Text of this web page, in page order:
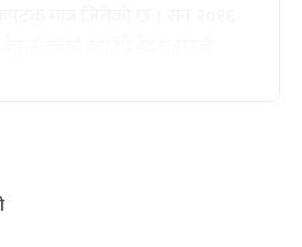
हराउँदै हैदराबादले
। उक्त टोलीको कप्तान
थिए अस्ट्रेलियाकै बेन कटिङ
लागि फिनिसिङ गर्दै १५